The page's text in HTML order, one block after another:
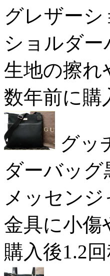
グレザーシ
ショルダ
生地の擦れ
数年前に購
グッ
ダーバッグ
メッセン
金具に小傷
購入後1.2